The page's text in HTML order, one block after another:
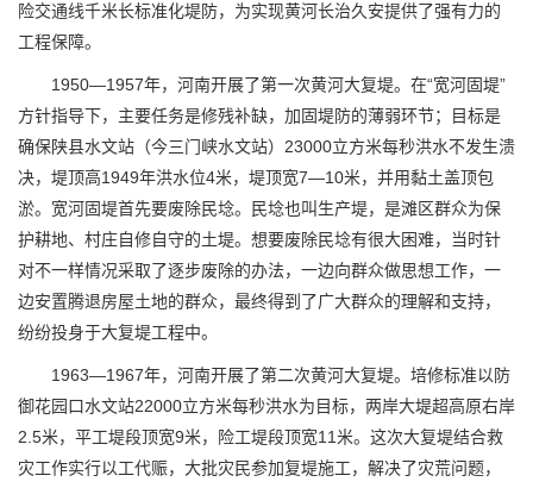
险交通线千米长标准化堤防，为实现黄河长治久安提供了强有力的
工程保障。
1950—1957年，河南开展了第一次黄河大复堤。在“宽河固堤”
方针指导下，主要任务是修残补缺，加固堤防的薄弱环节；目标是
确保陕县水文站（今三门峡水文站）23000立方米每秒洪水不发生溃
决，堤顶高1949年洪水位4米，堤顶宽7—10米，并用黏土盖顶包
淤。宽河固堤首先要废除民埝。民埝也叫生产堤，是滩区群众为保
护耕地、村庄自修自守的土堤。想要废除民埝有很大困难，当时针
对不一样情况采取了逐步废除的办法，一边向群众做思想工作，一
边安置腾退房屋土地的群众，最终得到了广大群众的理解和支持，
纷纷投身于大复堤工程中。
1963—1967年，河南开展了第二次黄河大复堤。培修标准以防
御花园口水文站22000立方米每秒洪水为目标，两岸大堤超高原右岸
2.5米，平工堤段顶宽9米，险工堤段顶宽11米。这次大复堤结合救
灾工作实行以工代赈，大批灾民参加复堤施工，解决了灾荒问题，